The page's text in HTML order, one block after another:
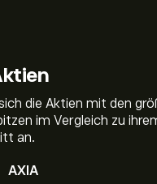
die Aktien mit den
im Vergleich zu
an.
AXIA